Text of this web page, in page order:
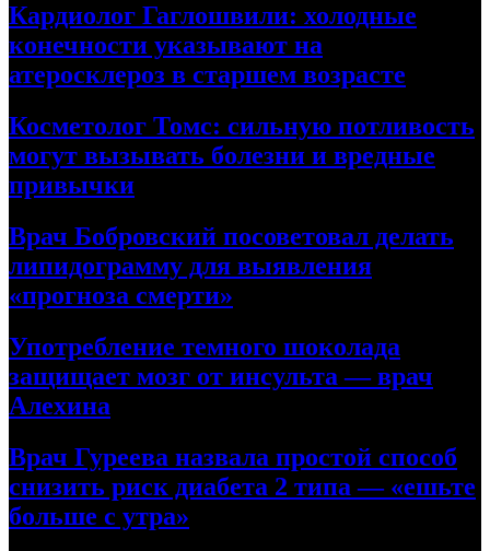
Кардиолог Гаглошвили: холодные
конечности указывают на
атеросклероз в старшем возрасте
Косметолог Томс: сильную потливость
могут вызывать болезни и вредные
привычки
Врач Бобровский посоветовал делать
липидограмму для выявления
«прогноза смерти»
Употребление темного шоколада
защищает мозг от инсульта — врач
Алехина
Врач Гуреева назвала простой способ
снизить риск диабета 2 типа — «ешьте
больше с утра»